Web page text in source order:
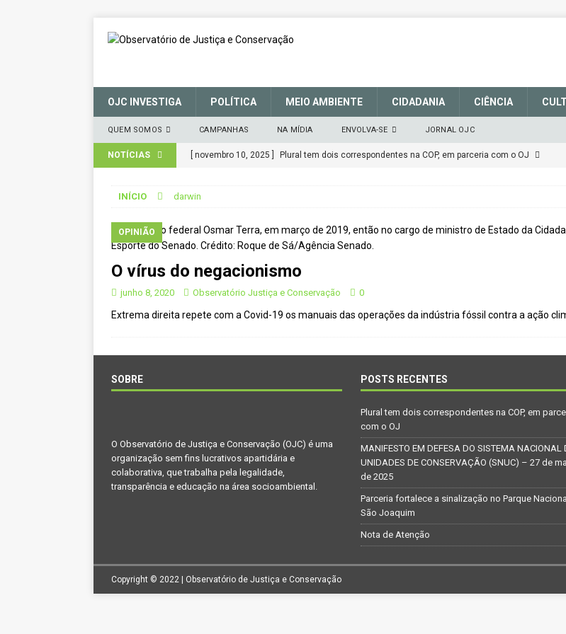
OJC INVESTIGA POLÍTICA MEIO AMBIENTE CIDADANIA CIÊNCIA
QUEM SOMOS CAMPANHAS NA MÍDIA ENVOLVA-SE JORNAL OJC
NOTÍCIAS [ novembro 10, 2025 ] Plural tem dois correspondentes na COP, em parceria com o OJ
CONSERVAÇÃO (SNUC) – 27 de março de 2025 CIDADANIA
[ janeiro 22, 2025 ] Parceria fortalece a sinalização no Parque Nacional de São Joaquim
CIDADANIA
[ novembro 29, 2024 ] Nota de Atenção
[ novembro 11, 2024 ] OPINIÃO
CIDADANIA
[ maio 16, 2022 ] Ameaças do pinus e eucalipto às Florestas com Araucárias nos estados do
Paraná e Santa Catarina MEIO AMBIENTE
[ abril 11, 2022 ] Papagaio-verdadeiro: comércio ilegal faz com que aves percam o habitat
INÍCIO darwin
OPINIÃO
O vírus do negacionismo
junho 8, 2020 Observatório Justiça e Conservação 0
Extrema direita repete com a Covid-19 os manuais das operações da indústria fóssil contra a ação
SOBRE
O Observatório de Justiça e Conservação (OJC) é uma
organização sem fins lucrativos apartidária e
colaborativa, que trabalha pela legalidade,
transparência e educação na área socioambiental.
POSTS RECENTES
Plural tem dois correspondentes na COP, em
com o OJ
MANIFESTO EM DEFESA DO SISTEMA NACIONAL
UNIDADES DE CONSERVAÇÃO (SNUC) – 27 de
de 2025
Parceria fortalece a sinalização no Parque
São Joaquim
Nota de Atenção
Copyright © 2022 | Observatório de Justiça e Conservação